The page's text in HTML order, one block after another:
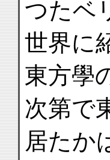
つたベ
世界に
東方學
次第で
居たか